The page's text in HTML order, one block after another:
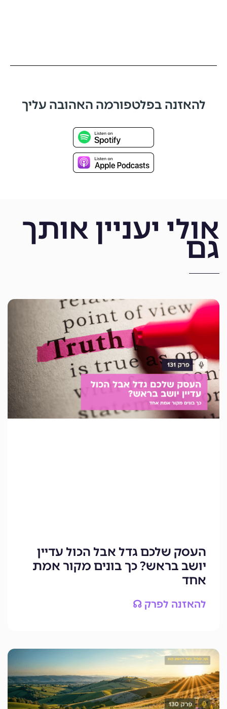
להאזנה בפלטפורמה האהובה עליך
אולי יעניין אותך
גם
העסק שלכם גדל אבל הכול עדיין
יושב בראש? כך בונים מקור אמת
אחד
להאזנה לפרק ☊